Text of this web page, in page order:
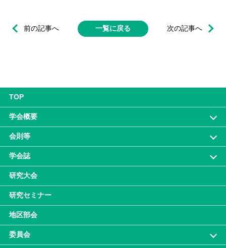
前の記事へ 次の記事へ
一覧に戻る
TOP
学会概要
会則等
学会誌
研究大会
研究セミナー
地区部会
委員会